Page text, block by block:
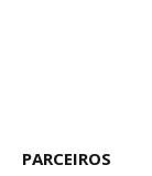
PARCEIROS